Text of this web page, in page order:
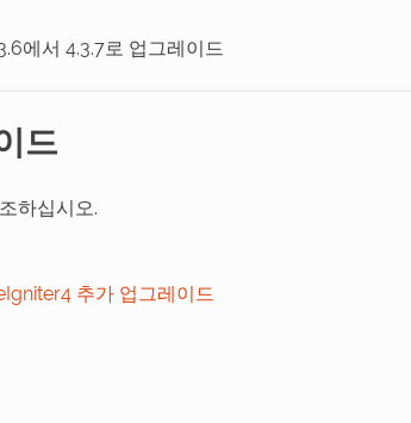
에서 4.3.7로 업그레이드
드
하십시오.
추가 업그레이드